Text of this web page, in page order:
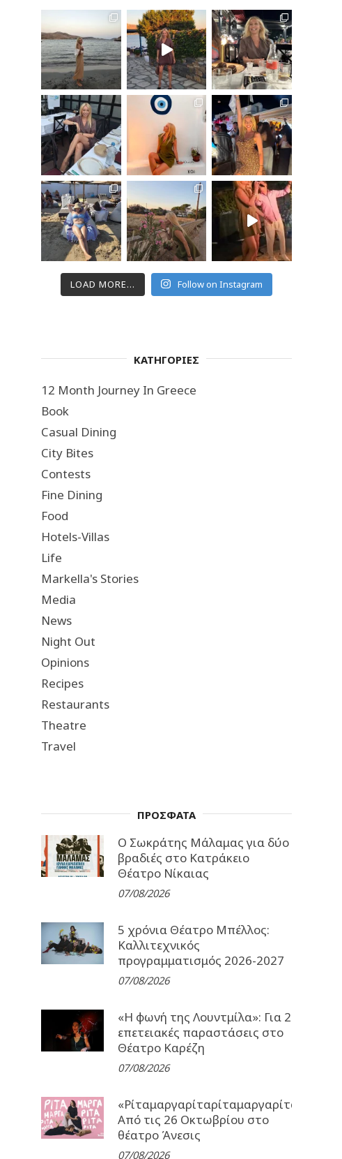
LOAD MORE... Follow on Instagram
ΚΑΤΗΓΟΡΙΕΣ
12 Month Journey In Greece
Book
Casual Dining
City Bites
Contests
Fine Dining
Food
Hotels-Villas
Life
Markella's Stories
Media
News
Night Out
Opinions
Recipes
Restaurants
Theatre
Travel
ΠΡΟΣΦΑΤΑ
Ο Σωκράτης Μάλαμας για δύο
βραδιές στο Κατράκειο
Θέατρο Νίκαιας
07/08/2026
5 χρόνια Θέατρο Μπέλλος:
Καλλιτεχνικός
προγραμματισμός 2026-2027
07/08/2026
«Η φωνή της Λουντμίλα»: Για 2
επετειακές παραστάσεις στο
Θέατρο Καρέζη
07/08/2026
Από τις 26 Οκτωβρίου στο
θέατρο Άνεσις
07/08/2026